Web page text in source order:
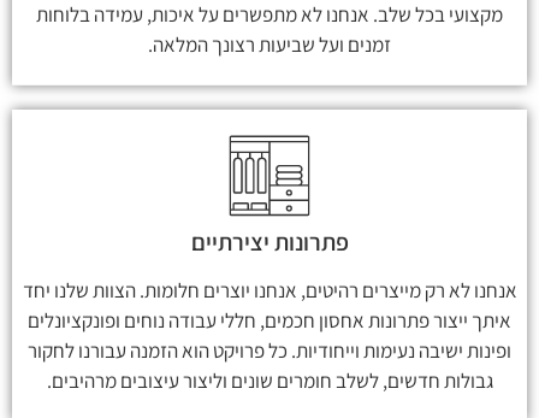
מקצועי בכל שלב. אנחנו לא מתפשרים על איכות, עמידה בלוחות
זמנים ועל שביעות רצונך המלאה.
פתרונות יצירתיים
אנחנו לא רק מייצרים רהיטים, אנחנו יוצרים חלומות. הצוות שלנו יחד
איתך ייצור פתרונות אחסון חכמים, חללי עבודה נוחים ופונקציונלים
ופינות ישיבה נעימות וייחודיות. כל פרויקט הוא הזמנה עבורנו לחקור
גבולות חדשים, לשלב חומרים שונים וליצור עיצובים מרהיבים.